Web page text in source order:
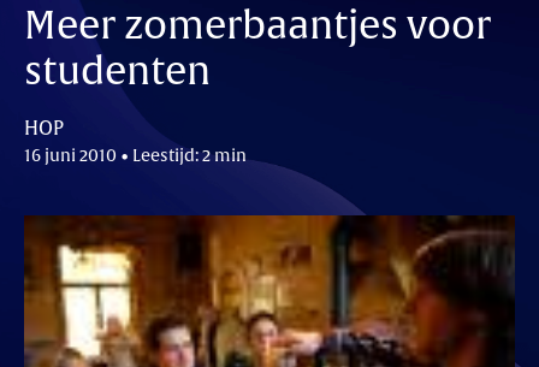
Meer zomerbaantjes voor
studenten
HOP
16 juni 2010 • Leestijd: 2 min